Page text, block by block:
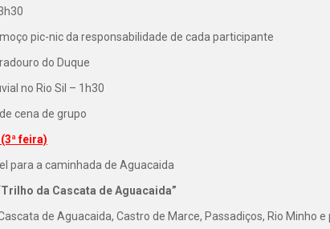
pic-nic da responsabilidade de cada participante
do Duque
no Rio Sil – 1h30
cena de grupo
feira)
para a caminhada de Aguacaida
da Cascata de Aguacaida”
de Aguacaida, Castro de Marce, Passadiços, Rio Minho